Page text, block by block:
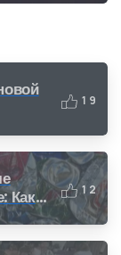
1 9
Как
1 2